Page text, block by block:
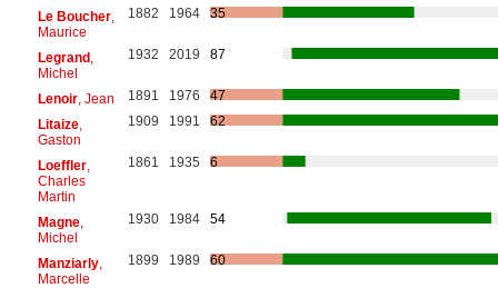
Le Boucher,
Maurice
1882 1964 35
Legrand,
Michel
1932 2019 87
Lenoir, Jean 1891 1976
47
Litaize,
Gaston
1909 1991 62
Loeffler,
Charles
Martin
1861 1935 6
Magne,
Michel
1930 1984 54
Manziarly,
Marcelle
1899 1989 60